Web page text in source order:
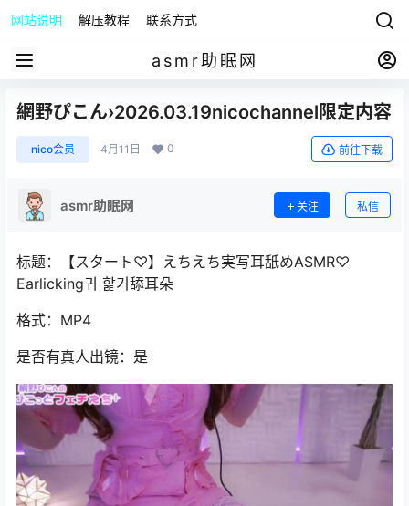
网站说明 解压教程 联系方式
asmr助眠网
網野ぴこん›2026.03.19nicochannel限定内容
nico会员 4月11日 0 前往下载
asmr助眠网 关注 私信
标题：【スタート♡】えちえち実写耳舐めASMR♡
Earlicking귀 핥기舔耳朵
格式：MP4
是否有真人出镜：是